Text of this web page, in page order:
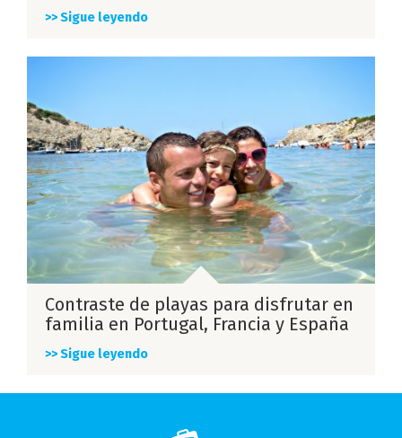
>> Sigue leyendo
Contraste de playas para disfrutar en
familia en Portugal, Francia y España
>> Sigue leyendo